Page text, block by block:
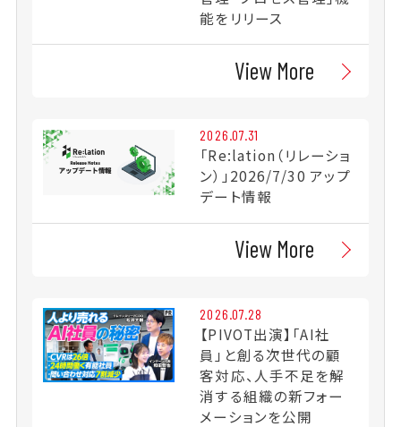
能をリリース
View More
2026.07.31
「Re:lation（リレーショ
ン）」2026/7/30 アップ
デート情報
View More
2026.07.28
【PIVOT出演】「AI社
員」と創る次世代の顧
客対応、人手不足を解
消する組織の新フォー
メーションを公開